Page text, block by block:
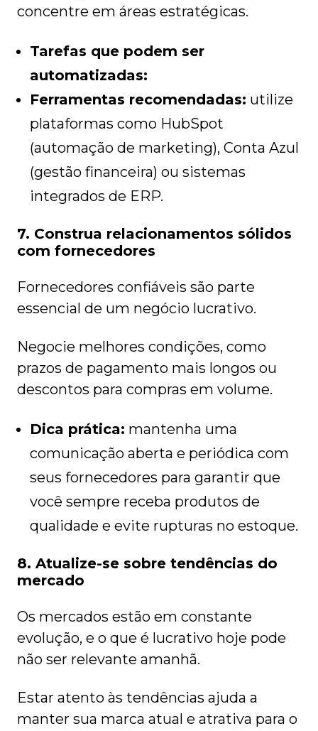
concentre em áreas estratégicas.
Tarefas que podem ser
automatizadas:
Ferramentas recomendadas: utilize
plataformas como HubSpot
(automação de marketing), Conta Azul
(gestão financeira) ou sistemas
integrados de ERP.
7. Construa relacionamentos sólidos
com fornecedores
Fornecedores confiáveis são parte
essencial de um negócio lucrativo.
Negocie melhores condições, como
prazos de pagamento mais longos ou
descontos para compras em volume.
Dica prática: mantenha uma
comunicação aberta e periódica com
seus fornecedores para garantir que
você sempre receba produtos de
qualidade e evite rupturas no estoque.
8. Atualize-se sobre tendências do
mercado
Os mercados estão em constante
evolução, e o que é lucrativo hoje pode
não ser relevante amanhã.
Estar atento às tendências ajuda a
manter sua marca atual e atrativa para o